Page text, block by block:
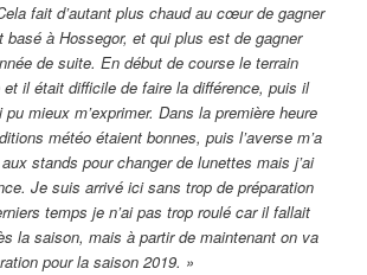
fait d’autant plus chaud au cœur de gagner
à Hossegor, et qui plus est de gagner
de suite. En début de course le terrain
il était difficile de faire la différence, puis il
pu mieux m’exprimer. Dans la première heure
météo étaient bonnes, puis l’averse m’a
stands pour changer de lunettes mais j’ai
Je suis arrivé ici sans trop de préparation
temps je n’ai pas trop roulé car il fallait
la saison, mais à partir de maintenant on va
pour la saison 2019. »